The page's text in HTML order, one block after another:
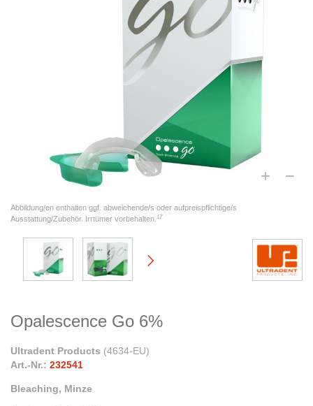
Abbildung/en enthalten ggf. abweichende/s oder aufpreispflichtige/s
Ausstattung/Zubehör. Irrtümer vorbehalten. 17
Opalescence Go 6%
Ultradent Products (4634-EU)
Art.-Nr.: 232541
Bleaching, Minze